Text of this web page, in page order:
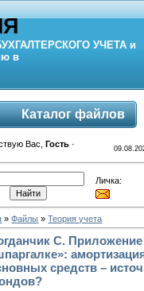
УЧЕТА и
в
Каталог файлов
Вас ,Гость ·
Личка:
»Файлы »Теория учета
С. Приложение
средств –